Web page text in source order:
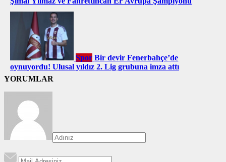
Spor Bir devir Fenerbahçe’de
oynuyordu! Ulusal yıldız 2. Lig grubuna imza attı
YORUMLAR